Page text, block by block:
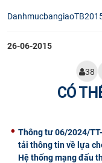
ĐẢM BẢO CHẤT
26-06-2015
38
CÓ
Thông tư 06/2024/
tải thông tin về lựa
Hệ thống mạng đấu